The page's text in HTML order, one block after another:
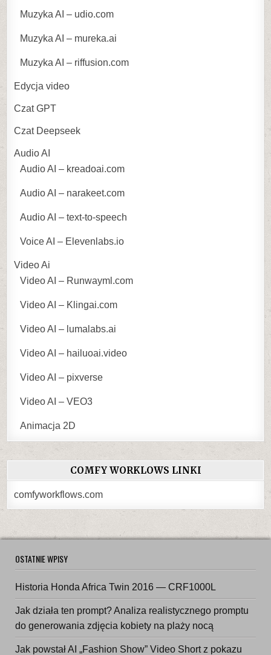
Muzyka AI – udio.com
Muzyka AI – mureka.ai
Muzyka AI – riffusion.com
Edycja video
Czat GPT
Czat Deepseek
Audio AI
Audio AI – kreadoai.com
Audio AI – narakeet.com
Audio AI – text-to-speech
Voice AI – Elevenlabs.io
Video Ai
Video AI – Runwayml.com
Video AI – Klingai.com
Video AI – lumalabs.ai
Video AI – hailuoai.video
Video AI – pixverse
Video AI – VEO3
Animacja 2D
COMFY WORKLOWS LINKI
comfyworkflows.com
OSTATNIE WPISY
Historia Honda Africa Twin 2016 — CRF1000L
Jak działa ten prompt? Analiza realistycznego promptu
do generowania zdjęcia kobiety na plaży nocą
Jak powstał AI „Fashion Show” Video Short z pokazu